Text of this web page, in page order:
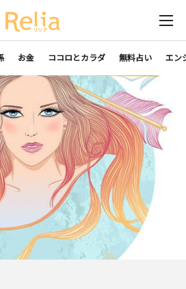
お金 ココロとカラダ 無料占い エン